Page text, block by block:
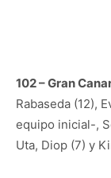
102 – Gran
Rabaseda (12),
equipo inicial-,
Uta, Diop (7) y